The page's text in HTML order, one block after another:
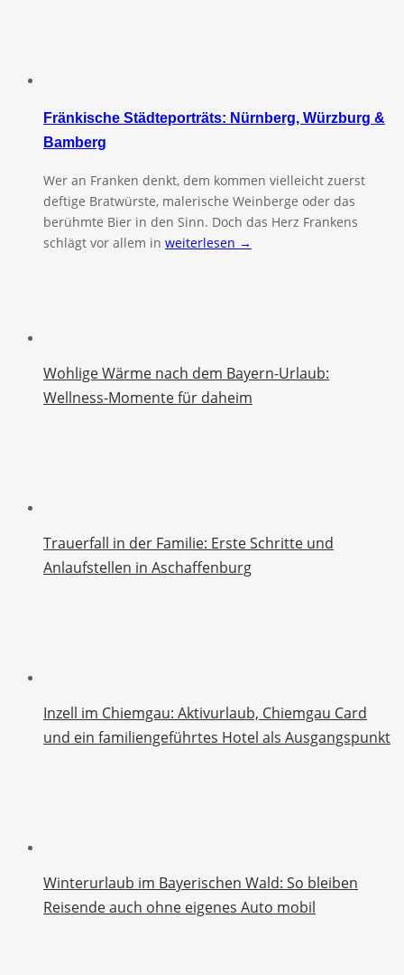
Fränkische Städteporträts: Nürnberg, Würzburg &
Bamberg
Wer an Franken denkt, dem kommen vielleicht zuerst
deftige Bratwürste, malerische Weinberge oder das
berühmte Bier in den Sinn. Doch das Herz Frankens
schlägt vor allem in weiterlesen →
Wohlige Wärme nach dem Bayern-Urlaub:
Wellness-Momente für daheim
Trauerfall in der Familie: Erste Schritte und
Anlaufstellen in Aschaffenburg
Inzell im Chiemgau: Aktivurlaub, Chiemgau Card
und ein familiengeführtes Hotel als Ausgangspunkt
Winterurlaub im Bayerischen Wald: So bleiben
Reisende auch ohne eigenes Auto mobil